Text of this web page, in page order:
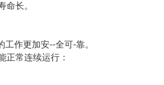
长。
作更加安--全可-靠。
正常连续运行：